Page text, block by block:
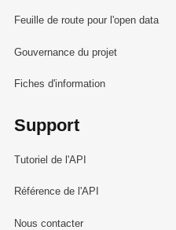
Feuille de route pour l'open data
Gouvernance du projet
Fiches d'information
Support
Tutoriel de l'API
Référence de l'API
Nous contacter